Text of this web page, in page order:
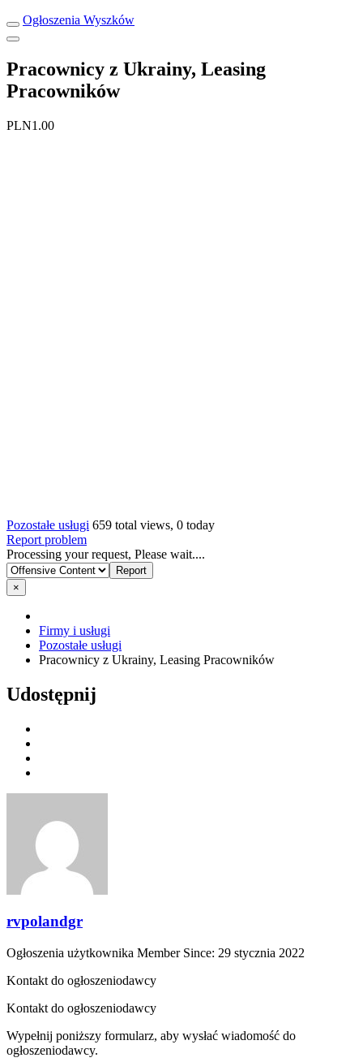
Ogłoszenia Wyszków
Pracownicy z Ukrainy, Leasing
Pracowników
PLN1.00
Pozostałe usługi 659 total views, 0 today
Report problem
Processing your request, Please wait....
×
Firmy i usługi
Pozostałe usługi
Pracownicy z Ukrainy, Leasing Pracowników
Udostępnij
rvpolandgr
Ogłoszenia użytkownika Member Since: 29 stycznia 2022
Kontakt do ogłoszeniodawcy
Kontakt do ogłoszeniodawcy
Wypełnij poniższy formularz, aby wysłać wiadomość do
ogłoszeniodawcy.